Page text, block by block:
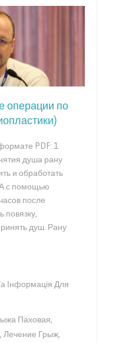
операции по
PDF: 1.
душа рану
и обработать
с помощью
после
повязку,
душ. Рану
Інформація Для
Паховая,
, Лечение Грыж,